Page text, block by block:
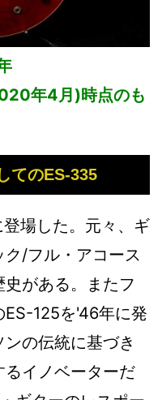
年4月)時点のも
てのES-335
場した。元々、ギ
/フル・アコース
がある。またフ
ES-125を'46年に発
の伝統に基づき
イノベーターだ